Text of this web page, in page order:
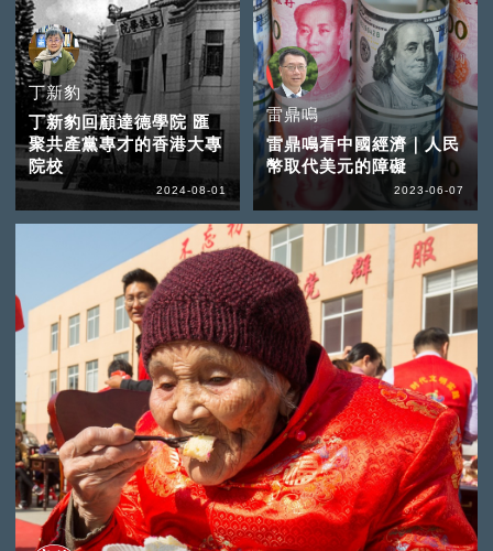
丁新豹
丁新豹回顧達德學院 匯
聚共產黨專才的香港大專
院校
2024-08-01
雷鼎鳴
雷鼎鳴看中國經濟｜人民
幣取代美元的障礙
2023-06-07